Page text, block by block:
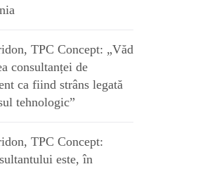
TPC Concept: „Văd
consultanței de
ca fiind strâns legată
tehnologic”
TPC Concept:
este, în